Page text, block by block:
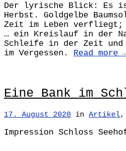
Der lyrische Blick: Es
Herbst. Goldgelbe
Zeit im Leben verfliegt;
… ein Kreislauf in der
Schleife in der Zeit und
im Vergessen. Read more
Eine Bank im
17. August 2020 in Artikel,
Impression Schloss